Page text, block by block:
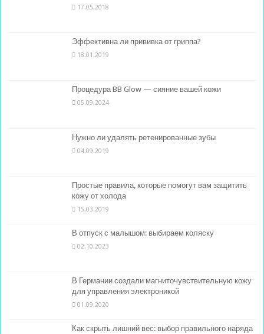
17.05.2018
Эффективна ли прививка от гриппа?
18.01.2019
Процедура BB Glow — сияние вашей кожи
05.09.2024
Нужно ли удалять ретенированные зубы
04.09.2019
Простые правила, которые помогут вам защитить
кожу от холода
15.03.2019
В отпуск с малышом: выбираем коляску
02.10.2023
В Германии создали магниточувствительную кожу
для управления электроникой
01.09.2020
Как скрыть лишний вес: выбор правильного наряда